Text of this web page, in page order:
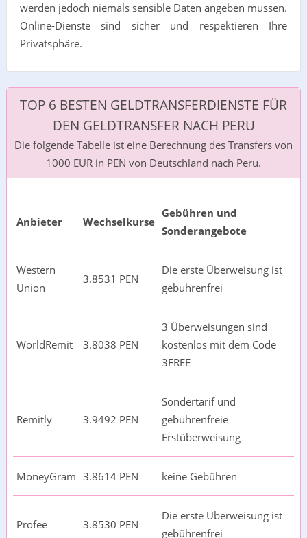
werden jedoch niemals sensible Daten angeben müssen.
Online-Dienste sind sicher und respektieren Ihre
Privatsphäre.
TOP 6 BESTEN GELDTRANSFERDIENSTE FÜR
DEN GELDTRANSFER NACH PERU
Die folgende Tabelle ist eine Berechnung des Transfers von
1000 EUR in PEN von Deutschland nach Peru.
Anbieter Wechselkurse
Gebühren und
Sonderangebote
Western
Union
3.8531 PEN
Die erste Überweisung ist
gebührenfrei
WorldRemit 3.8038 PEN
3 Überweisungen sind
kostenlos mit dem Code
3FREE
Remitly 3.9492 PEN
Sondertarif und
gebührenfreie
Erstüberweisung
MoneyGram 3.8614 PEN keine Gebühren
Profee 3.8530 PEN
Die erste Überweisung ist
gebührenfrei